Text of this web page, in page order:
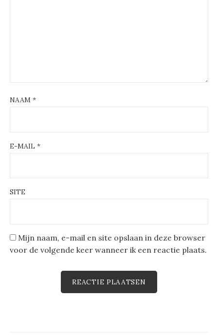
NAAM *
E-MAIL *
SITE
Mijn naam, e-mail en site opslaan in deze browser
voor de volgende keer wanneer ik een reactie plaats.